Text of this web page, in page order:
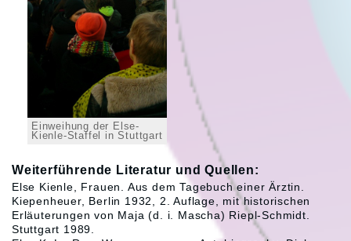
Einweihung der Else-
Kienle-Staffel in Stuttgart
Weiterführende Literatur und Quellen:
Else Kienle, Frauen. Aus dem Tagebuch einer Ärztin.
Kiepenheuer, Berlin 1932, 2. Auflage, mit historischen
Erläuterungen von Maja (d. i. Mascha) Riepl-Schmidt.
Stuttgart 1989.